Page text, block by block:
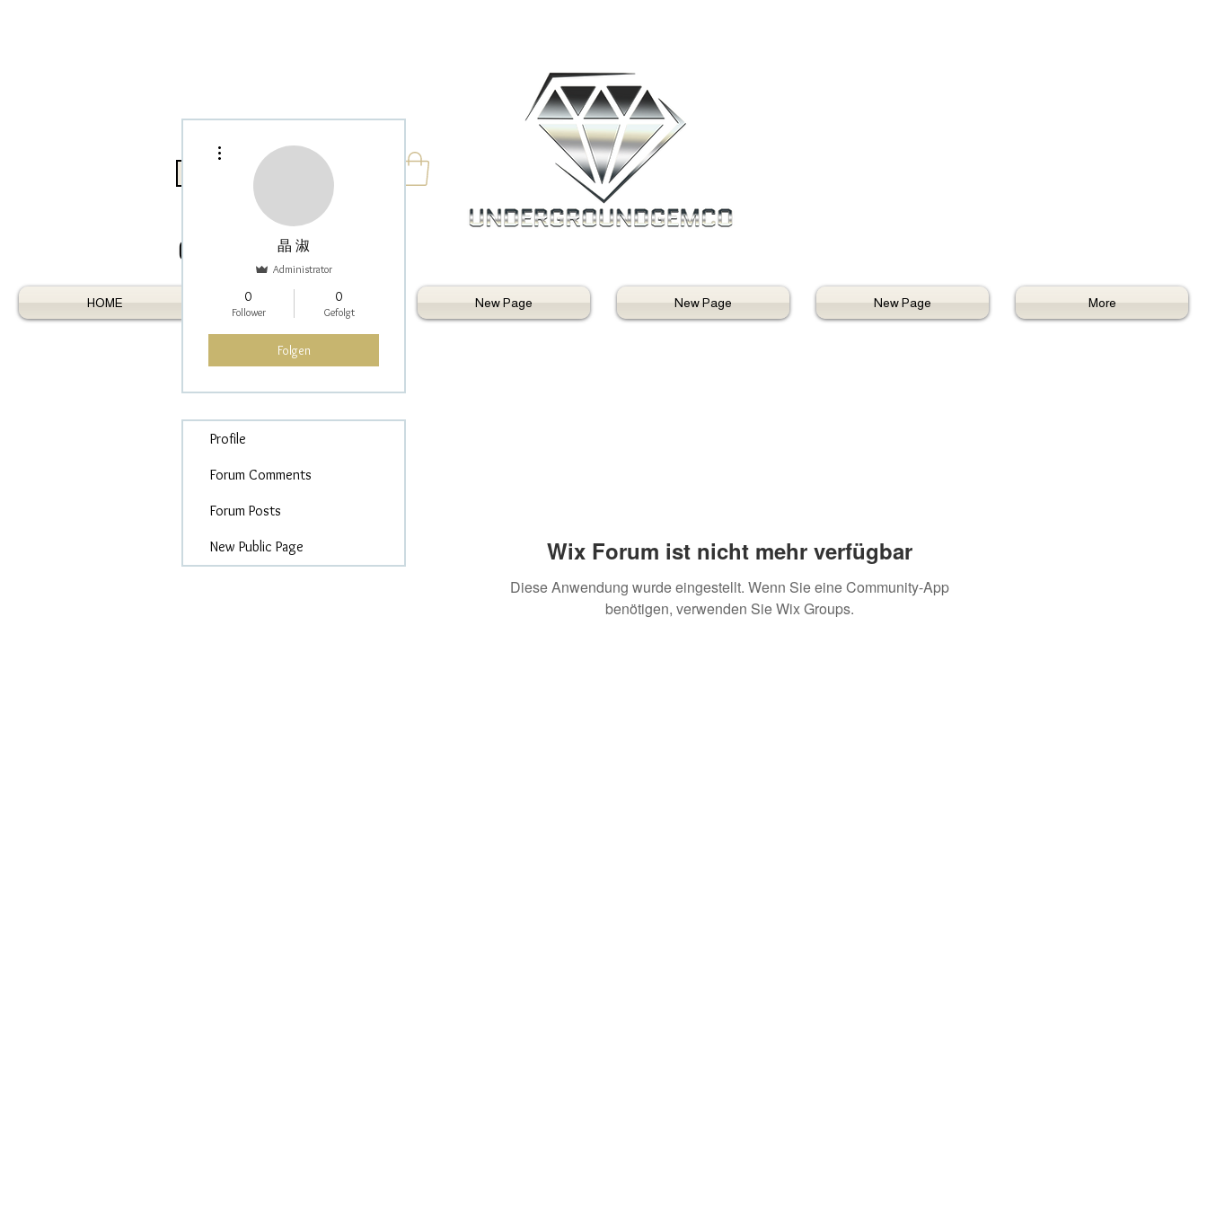
Log In / Register As Trade
HOME AUSTRALIAN GEMS New Page New Page New Page More
Wix Forum ist nicht mehr verfügbar
Diese Anwendung wurde eingestellt. Wenn Sie eine Community-App
benötigen, verwenden Sie Wix Groups.
晶 淑
Administrator
0
Follower
0
Gefolgt
Folgen
Profile
Forum Comments
Forum Posts
New Public Page